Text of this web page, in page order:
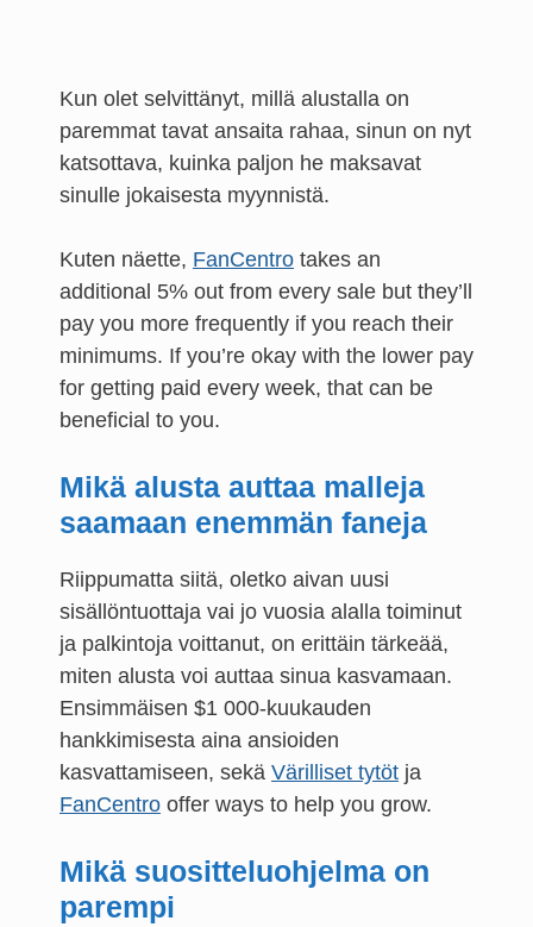
Kun olet selvittänyt, millä alustalla on
paremmat tavat ansaita rahaa, sinun on nyt
katsottava, kuinka paljon he maksavat
sinulle jokaisesta myynnistä.
Kuten näette, FanCentro takes an
additional 5% out from every sale but they’ll
pay you more frequently if you reach their
minimums. If you’re okay with the lower pay
for getting paid every week, that can be
beneficial to you.
Mikä alusta auttaa malleja
saamaan enemmän faneja
Riippumatta siitä, oletko aivan uusi
sisällöntuottaja vai jo vuosia alalla toiminut
ja palkintoja voittanut, on erittäin tärkeää,
miten alusta voi auttaa sinua kasvamaan.
Ensimmäisen $1 000-kuukauden
hankkimisesta aina ansioiden
kasvattamiseen, sekä Värilliset tytöt ja
FanCentro offer ways to help you grow.
Mikä suositteluohjelma on
parempi